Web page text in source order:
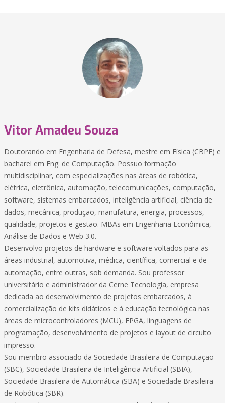
Vitor Amadeu Souza
Doutorando em Engenharia de Defesa, mestre em Física (CBPF) e
bacharel em Eng. de Computação. Possuo formação
multidisciplinar, com especializações nas áreas de robótica,
elétrica, eletrônica, automação, telecomunicações, computação,
software, sistemas embarcados, inteligência artificial, ciência de
dados, mecânica, produção, manufatura, energia, processos,
qualidade, projetos e gestão. MBAs em Engenharia Econômica,
Análise de Dados e Web 3.0.
Desenvolvo projetos de hardware e software voltados para as
áreas industrial, automotiva, médica, científica, comercial e de
automação, entre outras, sob demanda. Sou professor
universitário e administrador da Cerne Tecnologia, empresa
dedicada ao desenvolvimento de projetos embarcados, à
comercialização de kits didáticos e à educação tecnológica nas
áreas de microcontroladores (MCU), FPGA, linguagens de
programação, desenvolvimento de projetos e layout de circuito
impresso.
Sou membro associado da Sociedade Brasileira de Computação
(SBC), Sociedade Brasileira de Inteligência Artificial (SBIA),
Sociedade Brasileira de Automática (SBA) e Sociedade Brasileira
de Robótica (SBR).